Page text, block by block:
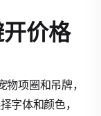
价格
项圈和吊牌，
字体和颜色，